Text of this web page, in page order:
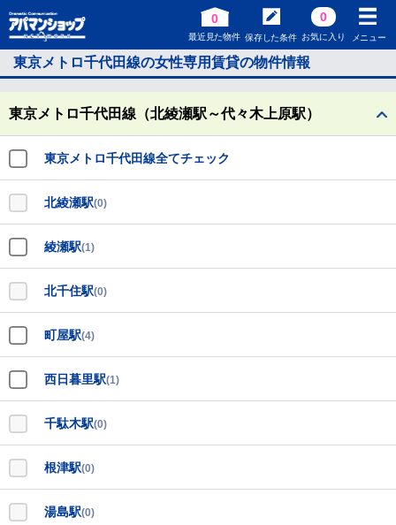
0
最近見た物件 保存した条件
0
お気に入り メニュー
東京メトロ千代田線の女性専用賃貸の物件情報
東京メトロ千代田線（北綾瀬駅～代々木上原駅）
東京メトロ千代田線全てチェック
北綾瀬駅(0)
綾瀬駅(1)
北千住駅(0)
町屋駅(4)
西日暮里駅(1)
千駄木駅(0)
根津駅(0)
湯島駅(0)